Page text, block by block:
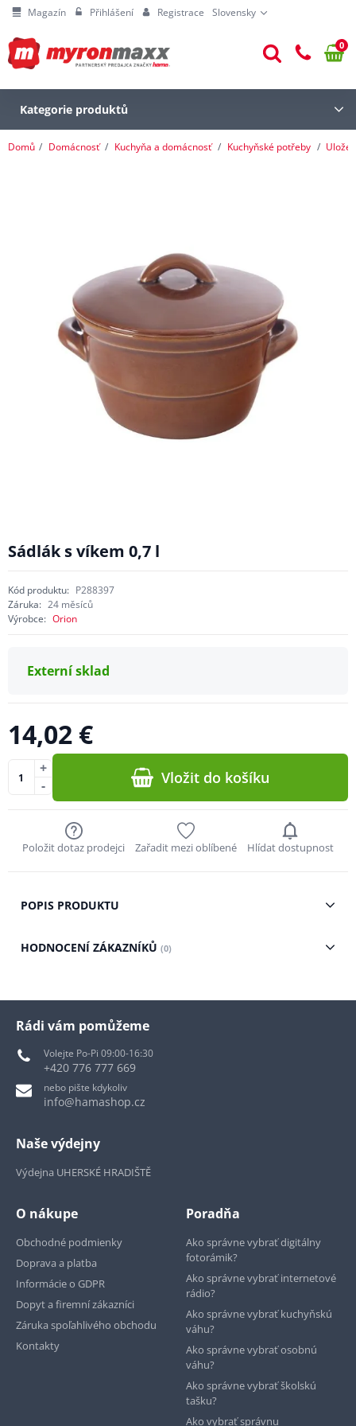
Magazín Přihlášení Registrace Slovensky
0
Kategorie produktů
Domů Domácnosť Kuchyňa a domácnosť Kuchyňské potřeby
Sádlák s víkem 0,7 l
Kód produktu: P288397
Záruka: 24 měsíců
Výrobce: Orion
Externí sklad
14,02 €
-
+ Vložit do košíku
Položit dotaz prodejci Zařadit mezi oblíbené Hlídat dostupnost
POPIS PRODUKTU
HODNOCENÍ ZÁKAZNÍKŮ (0)
Rádi vám pomůžeme
Volejte Po-Pi 09:00-16:30
+420 776 777 669
nebo pište kdykoliv
info@hamashop.cz
Naše výdejny
Výdejna UHERSKÉ HRADIŠTĚ
O nákupe
Obchodné podmienky
Doprava a platba
Informácie o GDPR
Dopyt a firemní zákazníci
Záruka spoľahlivého obchodu
Kontakty
Poradňa
Ako správne vybrať digitálny
fotorámik?
Ako správne vybrať internetové
rádio?
Ako správne vybrať kuchyňskú
váhu?
Ako správne vybrať osobnú
váhu?
Ako správne vybrať školskú
tašku?
Ako vybrať správnu